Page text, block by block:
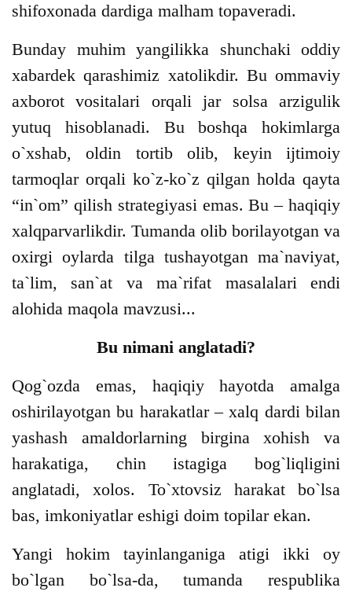
shifoxonada dardiga malham topaveradi.
Bunday muhim yangilikka shunchaki oddiy
xabardek qarashimiz xatolikdir. Bu ommaviy
axborot vositalari orqali jar solsa arzigulik
yutuq hisoblanadi. Bu boshqa hokimlarga
o`xshab, oldin tortib olib, keyin ijtimoiy
tarmoqlar orqali ko`z-ko`z qilgan holda qayta
“in`om” qilish strategiyasi emas. Bu – haqiqiy
xalqparvarlikdir. Tumanda olib borilayotgan va
oxirgi oylarda tilga tushayotgan ma`naviyat,
ta`lim, san`at va ma`rifat masalalari endi
alohida maqola mavzusi...
Bu nimani anglatadi?
Qog`ozda emas, haqiqiy hayotda amalga
oshirilayotgan bu harakatlar – xalq dardi bilan
yashash amaldorlarning birgina xohish va
harakatiga, chin istagiga bog`liqligini
anglatadi, xolos. To`xtovsiz harakat bo`lsa
bas, imkoniyatlar eshigi doim topilar ekan.
Yangi hokim tayinlanganiga atigi ikki oy
bo`lgan bo`lsa-da, tumanda respublika